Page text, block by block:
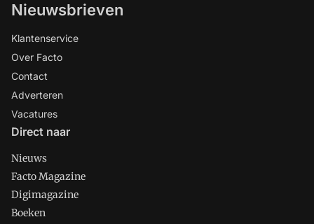
Nieuwsbrieven
Klantenservice
Over Facto
Contact
Adverteren
Vacatures
Direct naar
Nieuws
Facto Magazine
Digimagazine
Boeken